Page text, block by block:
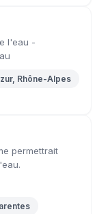
l'eau -
Rhône-Alpes
permettrait